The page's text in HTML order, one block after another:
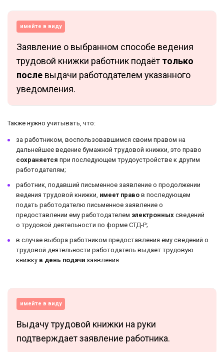
имейте в виду
Заявление о выбранном способе ведения
трудовой книжки работник подаёт только
после выдачи работодателем указанного
уведомления.
Также нужно учитывать, что:
за работником, воспользовавшимся своим правом на
дальнейшее ведение бумажной трудовой книжки, это право
сохраняется при последующем трудоустройстве к другим
работодателям;
работник, подавший письменное заявление о продолжении
ведения трудовой книжки, имеет право в последующем
подать работодателю письменное заявление о
предоставлении ему работодателем электронных сведений
о трудовой деятельности по форме СТД-Р;
в случае выбора работником предоставления ему сведений о
трудовой деятельности работодатель выдает трудовую
книжку в день подачи заявления.
имейте в виду
Выдачу трудовой книжки на руки
подтверждает заявление работника.